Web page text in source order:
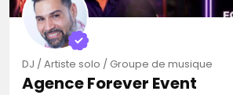
DJ / Artiste solo / Groupe de musique
Agence Forever Event